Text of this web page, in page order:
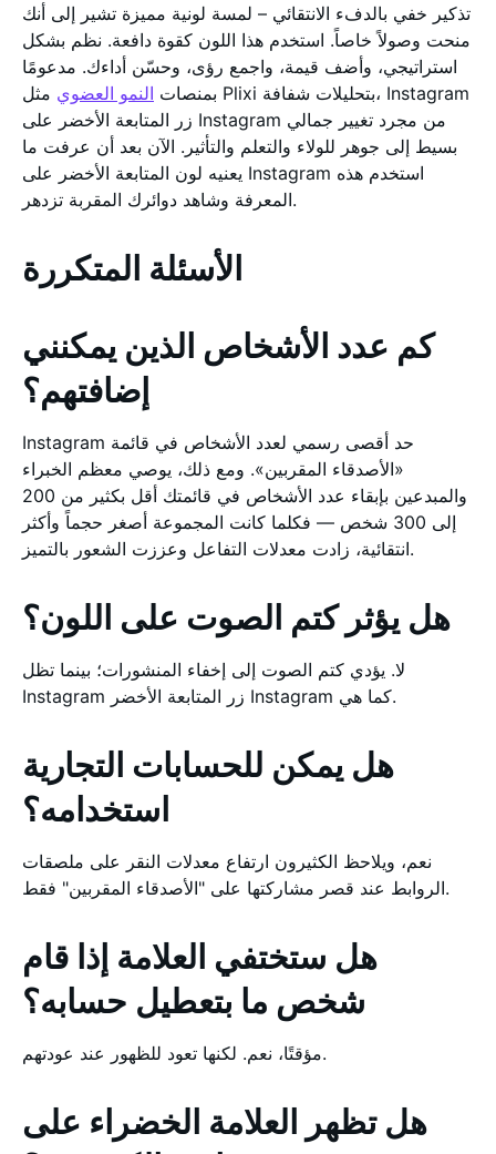
تذكير خفي بالدفء الانتقائي – لمسة لونية مميزة تشير إلى أنك
منحت وصولاً خاصاً. استخدم هذا اللون كقوة دافعة. نظم بشكل
استراتيجي، وأضف قيمة، واجمع رؤى، وحسّن أداءك. مدعومًا
بمنصات النمو العضوي مثل Plixi بتحليلات شفافة، Instagram
زر المتابعة الأخضر على Instagram من مجرد تغيير جمالي
بسيط إلى جوهر للولاء والتعلم والتأثير. الآن بعد أن عرفت ما
يعنيه لون المتابعة الأخضر على Instagram استخدم هذه
المعرفة وشاهد دوائرك المقربة تزدهر.
الأسئلة المتكررة
كم عدد الأشخاص الذين يمكنني
إضافتهم؟
Instagram حد أقصى رسمي لعدد الأشخاص في قائمة
«الأصدقاء المقربين». ومع ذلك، يوصي معظم الخبراء
والمبدعين بإبقاء عدد الأشخاص في قائمتك أقل بكثير من 200
إلى 300 شخص — فكلما كانت المجموعة أصغر حجماً وأكثر
انتقائية، زادت معدلات التفاعل وعززت الشعور بالتميز.
هل يؤثر كتم الصوت على اللون؟
لا. يؤدي كتم الصوت إلى إخفاء المنشورات؛ بينما تظل
Instagram زر المتابعة الأخضر Instagram كما هي.
هل يمكن للحسابات التجارية
استخدامه؟
نعم، ويلاحظ الكثيرون ارتفاع معدلات النقر على ملصقات
الروابط عند قصر مشاركتها على "الأصدقاء المقربين" فقط.
هل ستختفي العلامة إذا قام
شخص ما بتعطيل حسابه؟
مؤقتًا، نعم. لكنها تعود للظهور عند عودتهم.
هل تظهر العلامة الخضراء على